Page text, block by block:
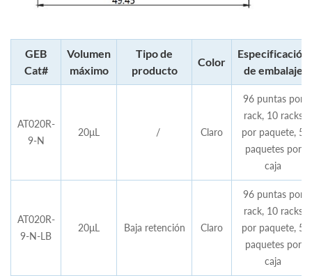
GEB
Cat#
Volumen
máximo
Tipo de
producto
Color
Especificación
de embalaje
AT020R-
9-N
20μL / Claro
96 puntas por
rack, 10 racks
por paquete, 5
paquetes por
caja
AT020R-
9-N-LB
20μL Baja retención Claro
96 puntas por
rack, 10 racks
por paquete, 5
paquetes por
caja